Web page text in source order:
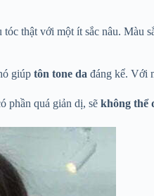
tóc thật với một ít sắc nâu. Màu
giúp tôn tone da đáng kể. Với
phần quá giản dị, sẽ không thể